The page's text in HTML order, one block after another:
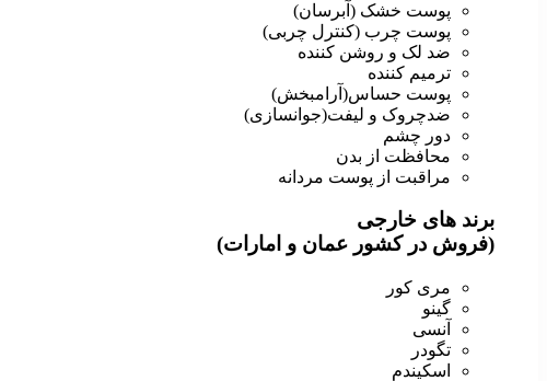
پوست خشک (آبرسان)
پوست چرب (کنترل چربی)
ضد لک و روشن کننده
ترمیم کننده
پوست حساس(آرامبخش)
ضدچروک و لیفت(جوانسازی)
دور چشم
محافظت از بدن
مراقبت از پوست مردانه
برند های خارجی
(فروش در کشور عمان و امارات)
مری کور
گینو
آنسی
تگودر
اسکیندم